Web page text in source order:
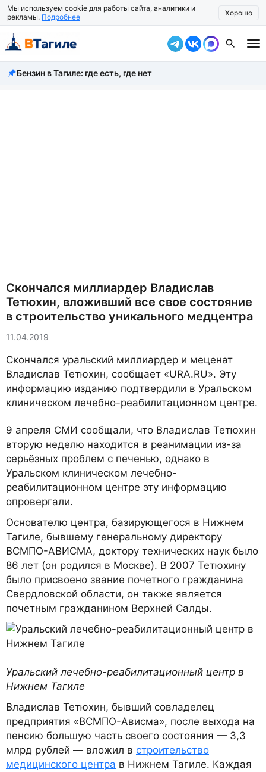
Мы используем cookie для работы сайта, аналитики и
рекламы. Подробнее Хорошо
Все новости
Бензин в Тагиле: где есть, где нет
Скончался миллиардер Владислав
Тетюхин, вложивший все свое состояние
в строительство уникального медцентра
11.04.2019
Скончался уральский миллиардер и меценат
Владислав Тетюхин, сообщает «URA.RU». Эту
информацию изданию подтвердили в Уральском
клиническом лечебно-реабилитационном центре.
9 апреля СМИ сообщали, что Владислав Тетюхин
вторую неделю находится в реанимации из-за
серьёзных проблем с печенью, однако в
Уральском клиническом лечебно-
реабилитационном центре эту информацию
опровергали.
Основателю центра, базирующегося в Нижнем
Тагиле, бывшему генеральному директору
ВСМПО-АВИСМА, доктору технических наук было
86 лет (он родился в Москве). В 2007 Тетюхину
было присвоено звание почетного гражданина
Свердловской области, он также является
почетным гражданином Верхней Салды.
Уральский лечебно-реабилитационный центр в
Нижнем Тагиле
Владислав Тетюхин, бывший совладелец
предприятия «ВСМПО-Ависма», после выхода на
пенсию большую часть своего состояния — 3,3
млрд рублей — вложил в строительство
медицинского центра в Нижнем Тагиле. Каждая